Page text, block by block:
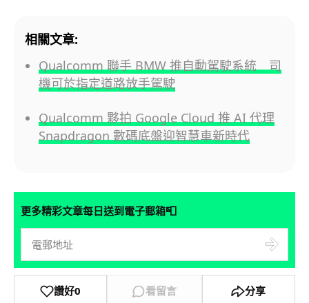
相關文章:
Qualcomm 聯手 BMW 推自動駕駛系統 司
機可於指定道路放手駕駛
Qualcomm 夥拍 Google Cloud 推 AI 代理
Snapdragon 數碼底盤迎智慧車新時代
更多精彩文章每日送到電子郵箱📮
讚好0 看留言 分享